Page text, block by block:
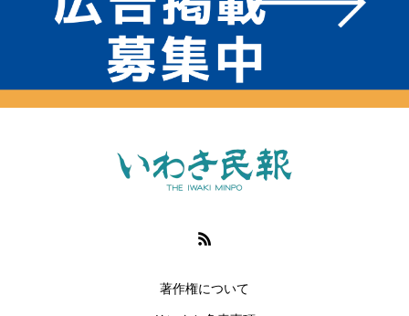
著作権について